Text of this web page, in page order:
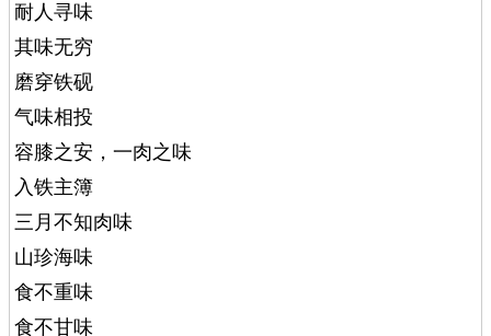
耐人寻味
其味无穷
磨穿铁砚
气味相投
容膝之安，一肉之味
入铁主簿
三月不知肉味
山珍海味
食不重味
食不甘味